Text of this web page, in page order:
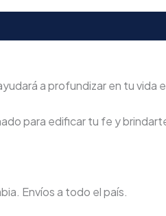
a profundizar en tu vida
para edificar tu fe y
Envíos a todo el país.